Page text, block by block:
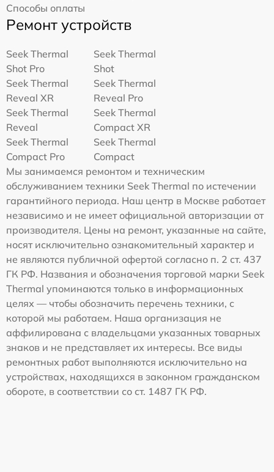
Способы оплаты
Ремонт устройств
Seek Thermal
Shot Pro
Seek Thermal
Shot
Seek Thermal
Reveal XR
Seek Thermal
Reveal Pro
Seek Thermal
Reveal
Seek Thermal
Compact XR
Seek Thermal
Compact Pro
Seek Thermal
Compact
Мы занимаемся ремонтом и техническим
обслуживанием техники Seek Thermal по истечении
гарантийного периода. Наш центр в Москве работает
независимо и не имеет официальной авторизации от
производителя. Цены на ремонт, указанные на сайте,
носят исключительно ознакомительный характер и
не являются публичной офертой согласно п. 2 ст. 437
ГК РФ. Названия и обозначения торговой марки Seek
Thermal упоминаются только в информационных
целях — чтобы обозначить перечень техники, с
которой мы работаем. Наша организация не
аффилирована с владельцами указанных товарных
знаков и не представляет их интересы. Все виды
ремонтных работ выполняются исключительно на
устройствах, находящихся в законном гражданском
обороте, в соответствии со ст. 1487 ГК РФ.